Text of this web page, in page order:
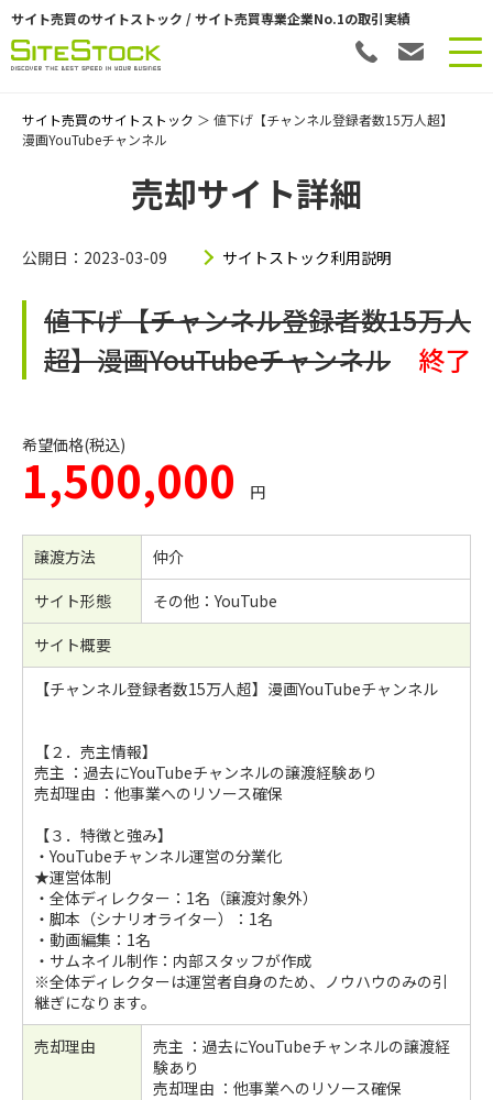
サイト売買のサイトストック / サイト売買専業企業No.1の取引実績
サイト売買のサイトストック ＞ 値下げ【チャンネル登録者数15万人超】
漫画YouTubeチャンネル
売却サイト詳細
公開日：2023-03-09 サイトストック利用説明
値下げ【チャンネル登録者数15万人
超】漫画YouTubeチャンネル
終了
希望価格(税込)
1,500,000 円
譲渡方法
仲介
サイト形態
その他：YouTube
サイト概要
【チャンネル登録者数15万人超】漫画YouTubeチャンネル
【２．売主情報】
売主 ：過去にYouTubeチャンネルの譲渡経験あり
売却理由 ：他事業へのリソース確保
【３．特徴と強み】
・YouTubeチャンネル運営の分業化
★運営体制
・全体ディレクター：1名（譲渡対象外）
・脚本（シナリオライター）：1名
・動画編集：1名
・サムネイル制作：内部スタッフが作成
※全体ディレクターは運営者自身のため、ノウハウのみの引
継ぎになります。
売却理由
売主 ：過去にYouTubeチャンネルの譲渡経
験あり
売却理由 ：他事業へのリソース確保